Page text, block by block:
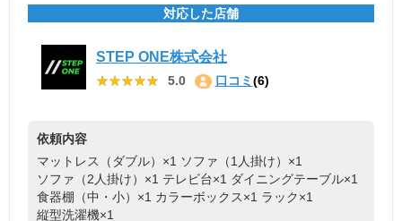
対応した店舗
STEP ONE株式会社
★★★★★
★★★★★ 5.0 口コミ (6)
依頼内容
マットレス（ダブル）×1 ソファ（1人掛け）×1
ソファ（2人掛け）×1 テレビ台×1 ダイニングテーブル×1
食器棚（中・小）×1 カラーボックス×1 ラック×1
縦型洗濯機×1